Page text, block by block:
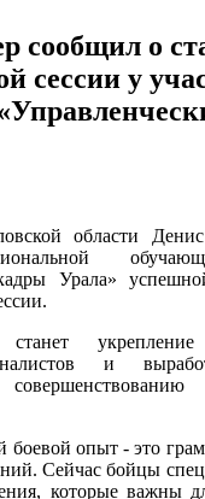
сообщил о
сессии у
области
Урала»
укрепление
и
опыт - это
Сейчас бойцы
которые важны